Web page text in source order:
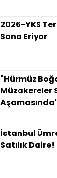
2026-YKS
Sona Eriyor
"Hürmüz
Müzakereler
Aşamasında"
İstanbul
Satılık Daire!